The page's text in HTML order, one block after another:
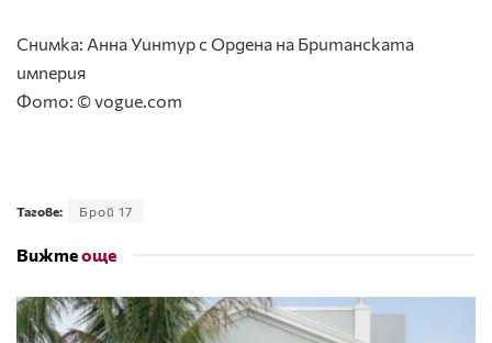
Снимка: Анна Уинтур с Ордена на Британската
империя
Фото: © vogue.com
Тагове: Брой 17
Вижтеоще